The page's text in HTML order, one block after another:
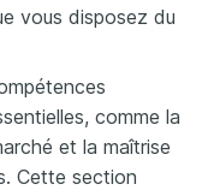
vous disposez du
comme la
et la maîtrise
Cette section